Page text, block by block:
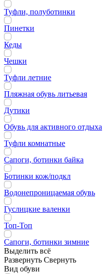
Туфли, полуботинки
Пинетки
Кеды
Чешки
Туфли летние
Пляжная обувь литьевая
Дутики
Обувь для активного отдыха
Туфли комнатные
Сапоги, ботинки байка
Ботинки кож/подкл
Водонепроницаемая обувь
Гуслицкие валенки
Топ-Топ
Сапоги, ботинки зимние
Выделить всё
Развернуть Свернуть
Вид обуви